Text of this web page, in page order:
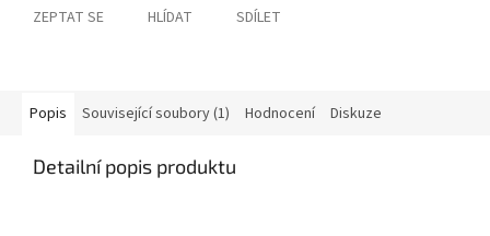
ZEPTAT SE HLÍDAT SDÍLET
Popis Související soubory (1) Hodnocení Diskuze
Detailní popis produktu